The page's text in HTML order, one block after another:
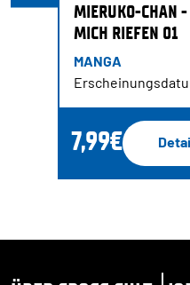
MIERUKO-CHAN
MICH RIEFEN 01
MANGA
7,99€